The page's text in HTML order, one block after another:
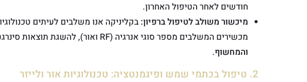
חודשים לאחר הטיפול האחרון.
מיכשור משולב לטיפול ברפיון: בקליניקה אנו משלבים לעיתים
מכשירים המשלבים מספר סוגי אנרגיה (RF ואור), להשגת תוצאות סינרגטיות וממוקדות יותר ב
והמחשוף.
2. טיפול בכתמי שמש ופיגמנטציה: טכנולוגיות אור ולייזר